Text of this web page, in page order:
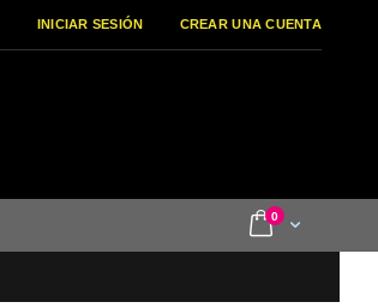
INICIAR SESIÓN CREAR UNA CUENTA
Cart
0items